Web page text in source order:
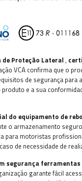
de Proteção Lateral ,
VCA confirma que o
de segurança para
e a sua
do equipamento de
o armazenamento
para motoristas
de necessidade de
segurança
garante fácil